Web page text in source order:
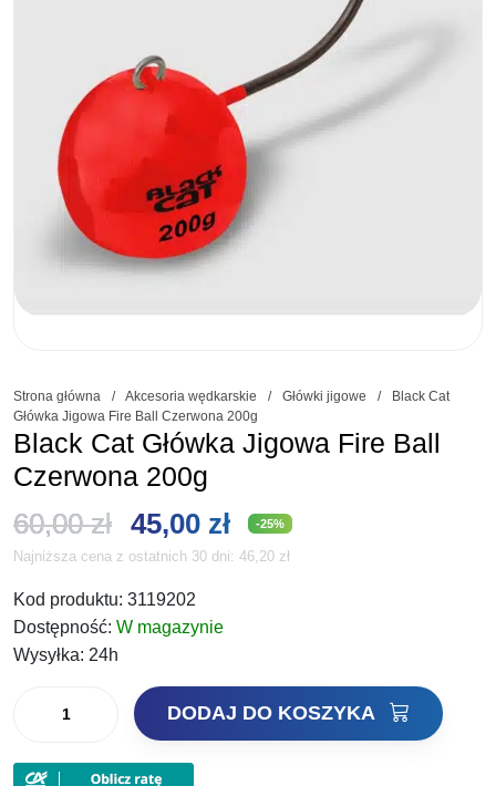
Strona główna / Akcesoria wędkarskie / Główki jigowe /
Black Cat
Główka Jigowa Fire Ball Czerwona 200g
Black Cat Główka Jigowa Fire Ball
Czerwona 200g
60,00zł Pierwotna
cena
wynosiła:
45,00 złAktualna
cena
-25%
Najniższa cena z ostatnich 30 dni: 46,20 zł
Kod produktu: 3119202
Dostępność: W magazynie
Wysyłka: 24h
Główka
DODAJ DO KOSZYKA